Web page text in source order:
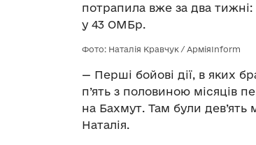
потрапила вже за два тижні:
у 43 ОМБр.
Фото: Наталія Кравчук / АрміяInform
— Перші бойові дії, в яких
п’ять з половиною місяців
на Бахмут. Там були дев’ять
Наталія.